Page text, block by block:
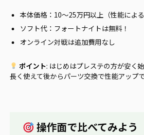
本体価格：10〜25万円以上（性能による
ソフト代：フォートナイトは無料！
オンライン対戦は追加費用なし
ポイント: はじめはプレステの方が安く
長く使えて後からパーツ交換で性能アップ
操作面で比べてみよう